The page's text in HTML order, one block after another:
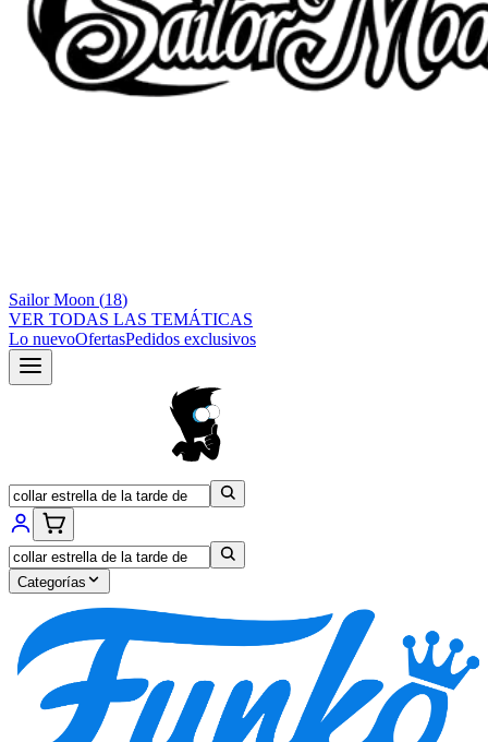
Sailor Moon (18)
VER TODAS LAS TEMÁTICAS
Lo nuevoOfertasPedidos exclusivos
Categorías